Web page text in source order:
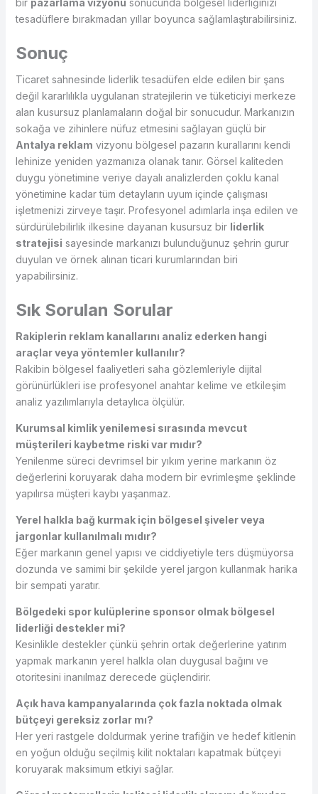
tesadüflere bırakmadan yıllar boyunca sağlamlaştırabilirsiniz.
Sonuç
Ticaret sahnesinde liderlik tesadüfen elde edilen bir şans
değil kararlılıkla uygulanan stratejilerin ve tüketiciyi merkeze
alan kusursuz planlamaların doğal bir sonucudur. Markanızın
sokağa ve zihinlere nüfuz etmesini sağlayan güçlü bir
Antalya reklam vizyonu bölgesel pazarın kurallarını kendi
lehinize yeniden yazmanıza olanak tanır. Görsel kaliteden
duygu yönetimine veriye dayalı analizlerden çoklu kanal
yönetimine kadar tüm detayların uyum içinde çalışması
işletmenizi zirveye taşır. Profesyonel adımlarla inşa edilen ve
sürdürülebilirlik ilkesine dayanan kusursuz bir liderlik
stratejisi sayesinde markanızı bulunduğunuz şehrin gurur
duyulan ve örnek alınan ticari kurumlarından biri
yapabilirsiniz.
Sık Sorulan Sorular
Rakiplerin reklam kanallarını analiz ederken hangi
araçlar veya yöntemler kullanılır?
Rakibin bölgesel faaliyetleri saha gözlemleriyle dijital
görünürlükleri ise profesyonel anahtar kelime ve etkileşim
analiz yazılımlarıyla detaylıca ölçülür.
Kurumsal kimlik yenilemesi sırasında mevcut
müşterileri kaybetme riski var mıdır?
Yenilenme süreci devrimsel bir yıkım yerine markanın öz
değerlerini koruyarak daha modern bir evrimleşme şeklinde
yapılırsa müşteri kaybı yaşanmaz.
Yerel halkla bağ kurmak için bölgesel şiveler veya
jargonlar kullanılmalı mıdır?
Eğer markanın genel yapısı ve ciddiyetiyle ters düşmüyorsa
dozunda ve samimi bir şekilde yerel jargon kullanmak harika
bir sempati yaratır.
Bölgedeki spor kulüplerine sponsor olmak bölgesel
liderliği destekler mi?
Kesinlikle destekler çünkü şehrin ortak değerlerine yatırım
yapmak markanın yerel halkla olan duygusal bağını ve
otoritesini inanılmaz derecede güçlendirir.
Açık hava kampanyalarında çok fazla noktada olmak
bütçeyi gereksiz zorlar mı?
Her yeri rastgele doldurmak yerine trafiğin ve hedef kitlenin
en yoğun olduğu seçilmiş kilit noktaları kapatmak bütçeyi
koruyarak maksimum etkiyi sağlar.